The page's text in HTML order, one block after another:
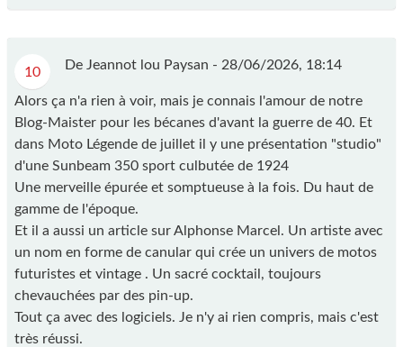
10 De Jeannot lou Paysan - 28/06/2026, 18:14
Alors ça n'a rien à voir, mais je connais l'amour de notre
Blog-Maister pour les bécanes d'avant la guerre de 40. Et
dans Moto Légende de juillet il y une présentation "studio"
d'une Sunbeam 350 sport culbutée de 1924
Une merveille épurée et somptueuse à la fois. Du haut de
gamme de l'époque.
Et il a aussi un article sur Alphonse Marcel. Un artiste avec
un nom en forme de canular qui crée un univers de motos
futuristes et vintage . Un sacré cocktail, toujours
chevauchées par des pin-up.
Tout ça avec des logiciels. Je n'y ai rien compris, mais c'est
très réussi.